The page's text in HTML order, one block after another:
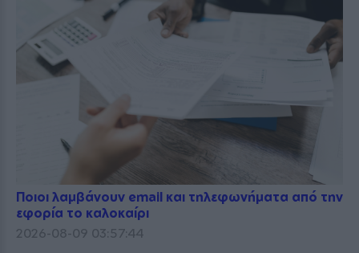
Ποιοι λαμβάνουν email και τηλεφωνήματα από την
εφορία το καλοκαίρι
2026-08-09 03:57:44